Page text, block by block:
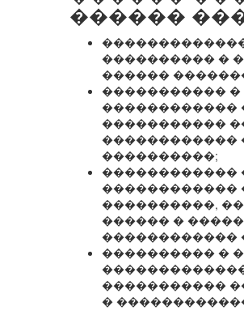
������
���������� �
������
�����������
������������
�����������
������������
����������;
������������
������������
����������,
������ �
������������
���������� �
�����������
�